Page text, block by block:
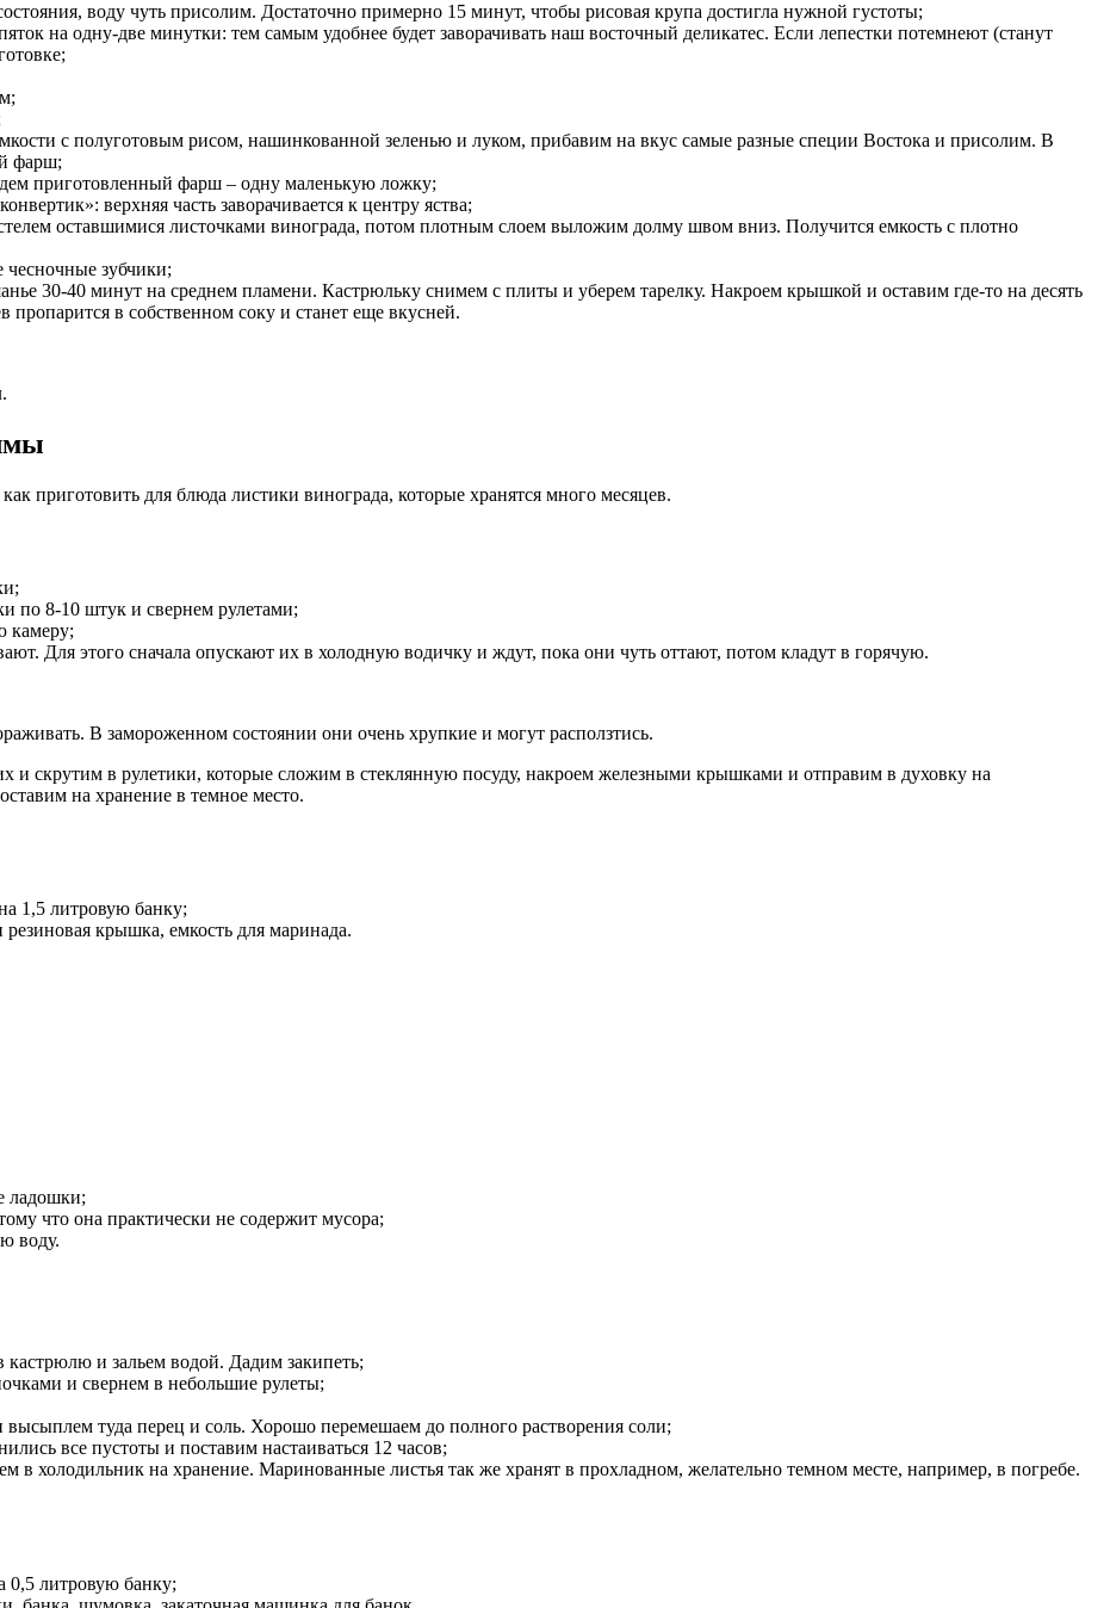
воду чуть присолим. Достаточно примерно 15 минут, чтобы рисовая крупа достигла нужной густоты;
на одну-две минутки: тем самым удобнее будет заворачивать наш восточный деликатес. Если лепестки потемнеют (станут
с полуготовым рисом, нашинкованной зеленью и луком, прибавим на вкус самые разные специи Востока и присолим. В
фарш;
приготовленный фарш – одну маленькую ложку;
верхняя часть заворачивается к центру яства;
оставшимися листочками винограда, потом плотным слоем выложим долму швом вниз. Получится емкость с плотно
зубчики;
30-40 минут на среднем пламени. Кастрюльку снимем с плиты и уберем тарелку. Накроем крышкой и оставим где-то на десять
в собственном соку и станет еще вкусней.
приготовить для блюда листики винограда, которые хранятся много месяцев.
по 8-10 штук и свернем рулетами;
камеру;
Для этого сначала опускают их в холодную водичку и ждут, пока они чуть оттают, потом кладут в горячую.
В замороженном состоянии они очень хрупкие и могут расползтись.
скрутим в рулетики, которые сложим в стеклянную посуду, накроем железными крышками и отправим в духовку на
на хранение в темное место.
1,5 литровую банку;
крышка, емкость для маринада.
ладошки;
что она практически не содержит мусора;
воду.
и зальем водой. Дадим закипеть;
и свернем в небольшие рулеты;
туда перец и соль. Хорошо перемешаем до полного растворения соли;
все пустоты и поставим настаиваться 12 часов;
в холодильник на хранение. Маринованные листья так же хранят в прохладном, желательно темном месте, например, в погребе.
0,5 литровую банку;